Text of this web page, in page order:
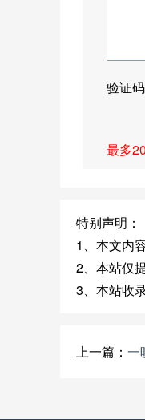
验证码
最多
特别声明：
1、本文内
2、本站仅
3、本站收
上一篇： 一